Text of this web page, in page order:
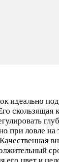
идеально
скользящая
при ловле на